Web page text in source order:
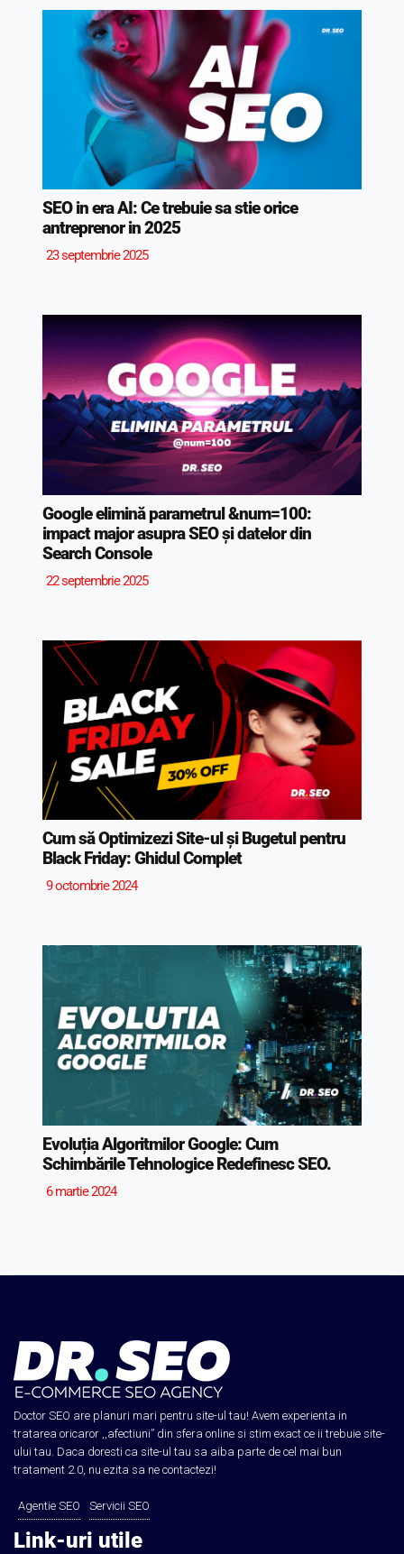
SEO in era AI: Ce trebuie sa stie orice
antreprenor in 2025
23 septembrie 2025
Google elimină parametrul &num=100:
impact major asupra SEO și datelor din
Search Console
22 septembrie 2025
Cum să Optimizezi Site-ul și Bugetul pentru
Black Friday: Ghidul Complet
9 octombrie 2024
Evoluția Algoritmilor Google: Cum
Schimbările Tehnologice Redefinesc SEO.
6 martie 2024
Doctor SEO are planuri mari pentru site-ul tau! Avem experienta in
tratarea oricaror ,,afectiuni” din sfera online si stim exact ce ii trebuie site-
ului tau. Daca doresti ca site-ul tau sa aiba parte de cel mai bun
tratament 2.0, nu ezita sa ne contactezi!
Agentie SEO Servicii SEO
Link-uri utile